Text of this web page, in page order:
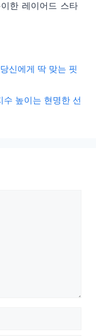
한 레이어드 스타
신에게 딱 맞는 핏
높이는 현명한 선